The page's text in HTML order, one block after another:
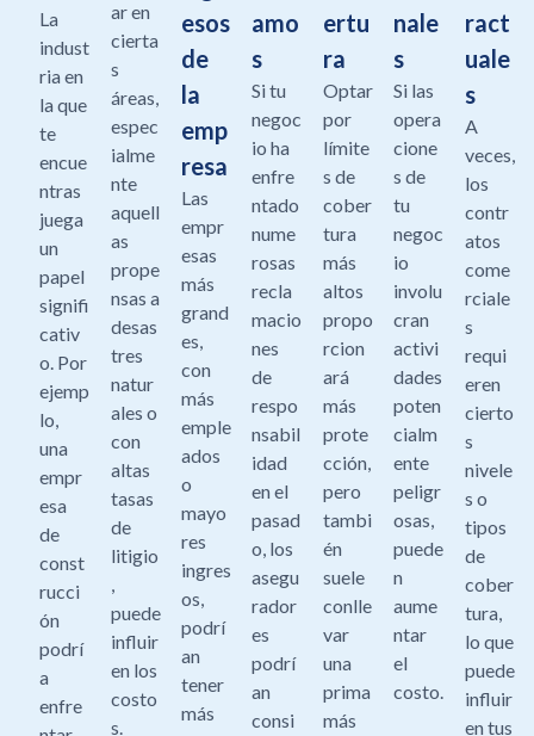
La
indust
ria en
la que
te
encue
ntras
juega
un
papel
signifi
cativ
o. Por
ejemp
lo,
una
empr
esa
de
const
rucci
ón
podrí
a
enfre
ar en
cierta
s
áreas,
espec
ialme
nte
aquell
as
prope
nsas a
desas
tres
natur
ales o
con
altas
tasas
de
litigio
puede
influir
en los
costo
s.
esos
de
la
emp
resa
Las
empr
esas
más
grand
es,
con
más
emple
ados
o
mayo
res
ingres
os,
podrí
an
tener
más
amo
s
Si tu
negoc
io ha
enfre
ntado
nume
rosas
recla
macio
nes
de
respo
nsabil
idad
en el
pasad
o, los
asegu
rador
es
podrí
an
consi
ertu
ra
Optar
por
límite
s de
cober
tura
más
altos
propo
rcion
ará
más
prote
cción,
pero
tambi
én
suele
conlle
var
una
prima
más
nale
s
Si las
opera
cione
s de
tu
negoc
io
involu
cran
activi
dades
poten
cialm
ente
peligr
osas,
puede
n
aume
ntar
el
costo.
ract
uale
s
A
veces,
los
contr
atos
come
rciale
s
requi
eren
cierto
s
nivele
s o
tipos
de
cober
tura,
lo que
puede
influir
en tus